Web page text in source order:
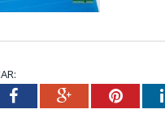
FacebookGoogle+